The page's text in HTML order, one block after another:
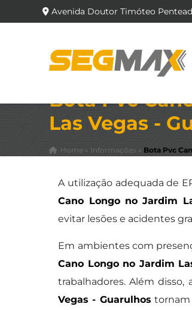
Avenida Doutor Timóteo
Bota Pvc
Las Vegas -
Home » Informações » Bota Pvc
A utilização adequada de
Cano Longo no Jardim
evitar lesões e acidentes
Em ambientes com
Cano Longo no Jardim
trabalhadores. Além disso,
Vegas - Guarulhos tornam